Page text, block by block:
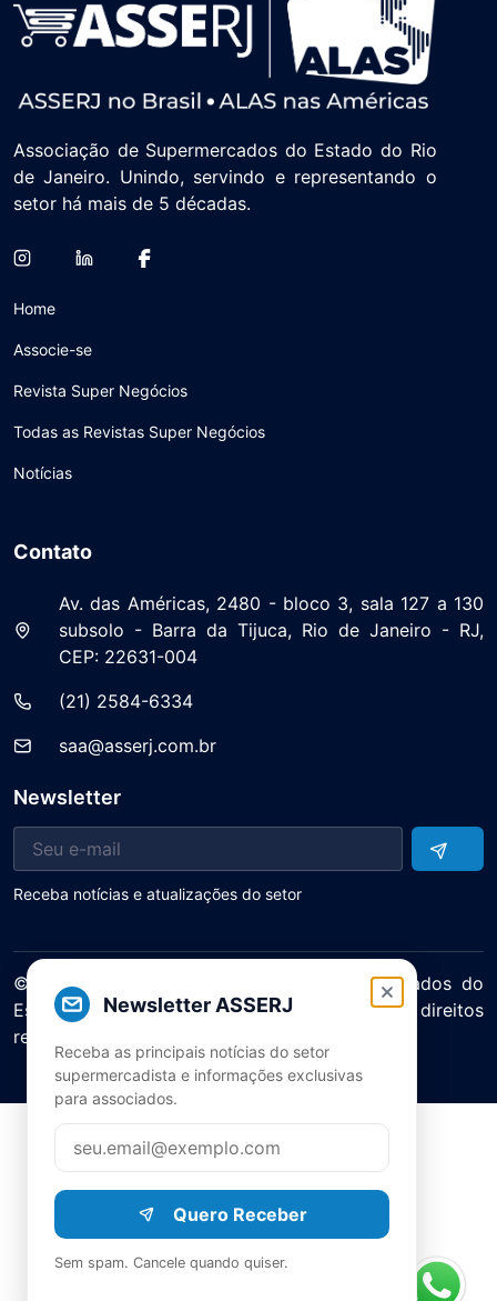
Newsletter ASSERJ
Receba as principais notícias do setor
supermercadista e informações exclusivas
para associados.
Quero Receber
Sem spam. Cancele quando quiser.
Associação de Supermercados do Estado do Rio
de Janeiro. Unindo, servindo e representando o
setor há mais de 5 décadas.
Home
Associe-se
Revista Super Negócios
Todas as Revistas Super Negócios
Notícias
Contato
Av. das Américas, 2480 - bloco 3, sala 127 a 130
subsolo - Barra da Tijuca, Rio de Janeiro - RJ,
CEP: 22631-004
(21) 2584-6334
saa@asserj.com.br
Newsletter
Receba notícias e atualizações do setor
© 2025 ASERJ – Associação de Supermercados do
Estado do Rio de Janeiro. Todos os direitos
reservados.
Política de Privacidade Termos de Uso